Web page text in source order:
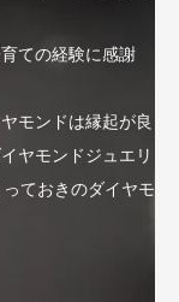
ての経験に感謝
モンドは縁起が良
ヤモンドジュエリ
ておきのダイヤモ